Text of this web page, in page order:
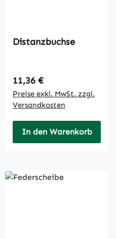
Distanzbuchse
Regulärer Preis:
11,36 €
Preise exkl. MwSt. zzgl.
Versandkosten
In den Warenkorb